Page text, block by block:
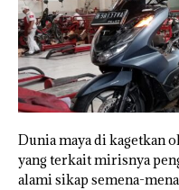
Dunia maya di kagetkan
yang terkait mirisnya
alami sikap semena-